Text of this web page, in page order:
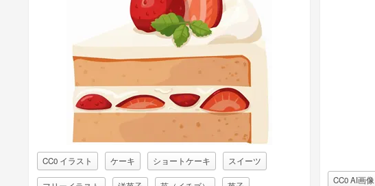
CC0 イラスト ケーキ ショートケーキ スイーツ
CC0 AI画像